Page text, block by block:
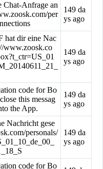
Chat-Anfrage an
per
149 da
ys ago
hat dir eine Nac
www.zoosk.co
149 da
ys ago
code for Bo
this messag
the App.
149 da
ys ago
Nachricht gese
personals/
149 da
ys ago
code for Bo